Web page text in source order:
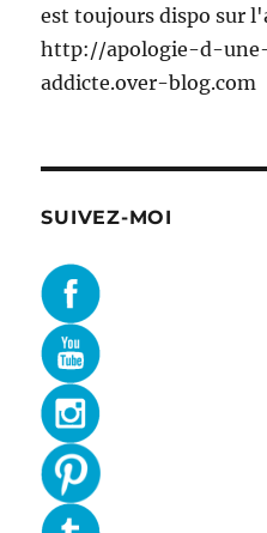
est toujours dispo sur
http://apologie-d-
addicte.over-blog.com
SUIVEZ-MOI